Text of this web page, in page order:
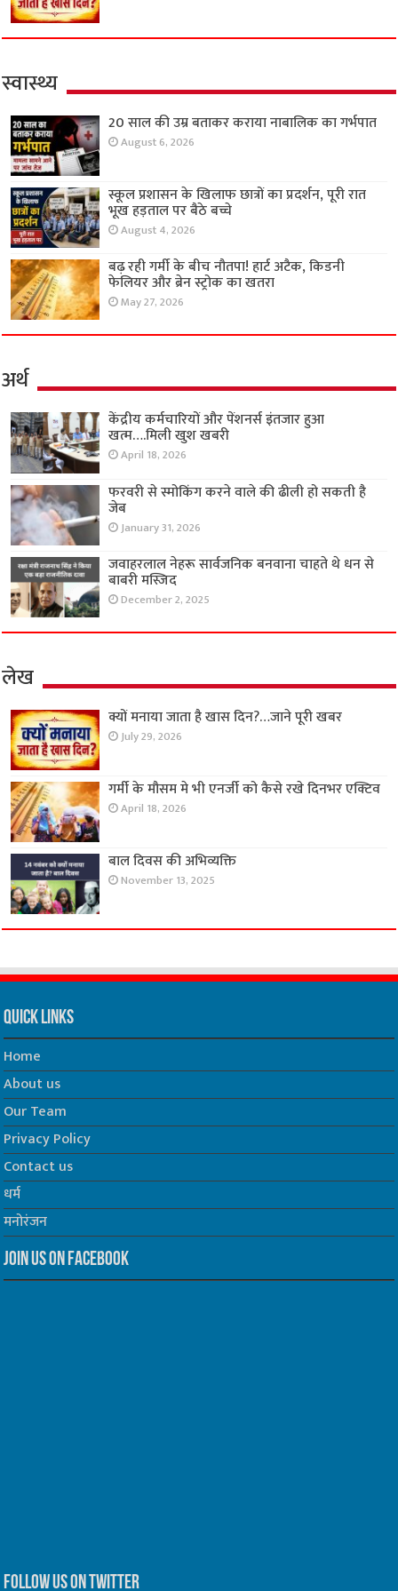
स्वास्थ्य
20 साल की उम्र बताकर कराया नाबालिक का गर्भपात
August 6, 2026
स्कूल प्रशासन के खिलाफ छात्रों का प्रदर्शन, पूरी रात
भूख हड़ताल पर बैठे बच्चे
August 4, 2026
बढ़ रही गर्मी के बीच नौतपा! हार्ट अटैक, किडनी
फेलियर और ब्रेन स्ट्रोक का खतरा
May 27, 2026
अर्थ
केंद्रीय कर्मचारियों और पेंशनर्स इंतजार हुआ
खत्म….मिली खुश खबरी
April 18, 2026
फरवरी से स्मोकिंग करने वाले की ढीली हो सकती है
जेब
January 31, 2026
जवाहरलाल नेहरू सार्वजनिक बनवाना चाहते थे धन से
बाबरी मस्जिद
December 2, 2025
लेख
क्यों मनाया जाता है खास दिन?…जाने पूरी खबर
July 29, 2026
गर्मी के मौसम मे भी एनर्जी को कैसे रखे दिनभर एक्टिव
April 18, 2026
बाल दिवस की अभिव्यक्ति
November 13, 2025
Quick Links
Home
About us
Our Team
Privacy Policy
Contact us
धर्म
मनोरंजन
Join us on Facebook
Follow us on Twitter